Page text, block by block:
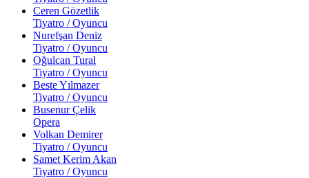
Ceren Gözetlik
Tiyatro / Oyuncu
Nurefşan Deniz
Tiyatro / Oyuncu
Oğulcan Tural
Tiyatro / Oyuncu
Beste Yılmazer
Tiyatro / Oyuncu
Busenur Çelik
Opera
Volkan Demirer
Tiyatro / Oyuncu
Samet Kerim Akan
Tiyatro / Oyuncu